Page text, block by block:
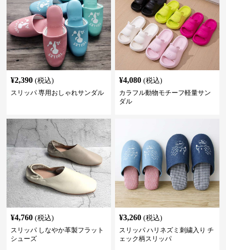
¥2,390 (税込)
スリッパ 専用おしゃれサンダル
¥4,080 (税込)
カラフル動物モチーフ軽量サン
ダル
¥4,760 (税込)
スリッパ しなやか革製フラット
シューズ
¥3,260 (税込)
スリッパ ハリネズミ刺繍入り チ
ェック柄スリッパ